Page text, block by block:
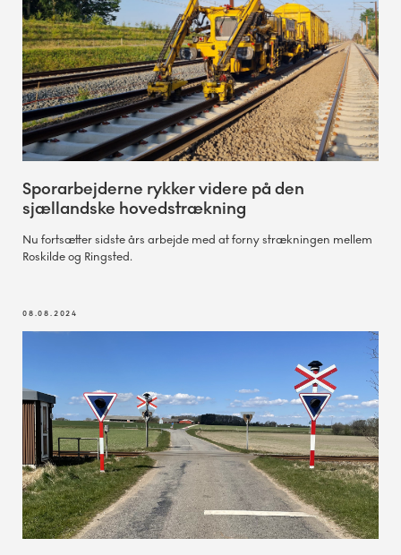
Sporarbejderne rykker videre på den
sjællandske hovedstrækning
Nu fortsætter sidste års arbejde med at forny strækningen mellem
Roskilde og Ringsted.
08.08.2024